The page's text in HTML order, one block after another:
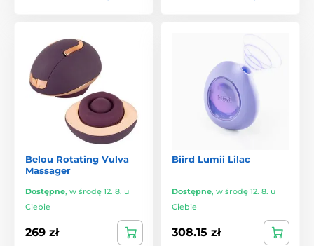
Belou Rotating Vulva
Massager
Dostępne, w środę 12. 8. u
Ciebie
269 zł
Biird Lumii Lilac
Dostępne, w środę 12. 8. u
Ciebie
308.15 zł